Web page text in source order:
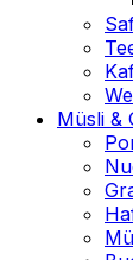
Müsli &